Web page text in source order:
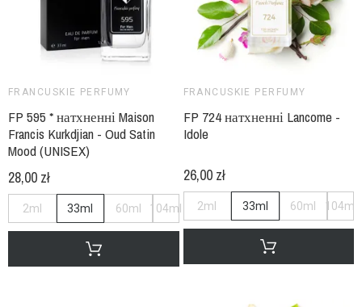
FRANCUSKIE PERFUMY
FP 595 * натхненні Maison
Francis Kurkdjian - Oud Satin
Mood (UNISEX)
28,00 zł
2ml 33ml 60ml 104ml
FRANCUSKIE PERFUMY
FP 724 натхненні Lancome -
Idole
26,00 zł
2ml 33ml 60ml 104ml